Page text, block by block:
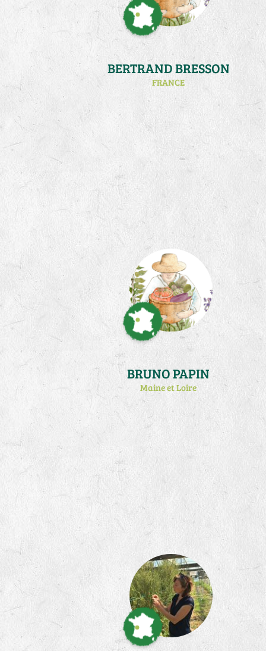
BERTRAND BRESSON
FRANCE
BRUNO PAPIN
Maine et Loire